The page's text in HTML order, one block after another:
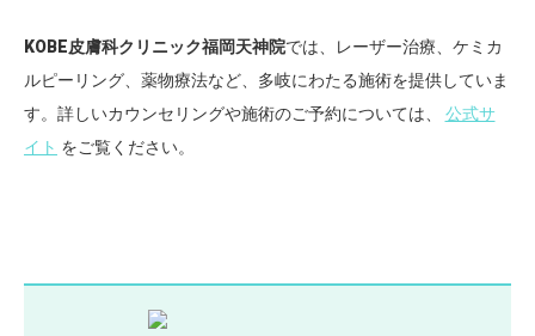
KOBE皮膚科クリニック福岡天神院では、レーザー治療、ケミカ
ルピーリング、薬物療法など、多岐にわたる施術を提供していま
す。詳しいカウンセリングや施術のご予約については、
公式サ
イト をご覧ください。